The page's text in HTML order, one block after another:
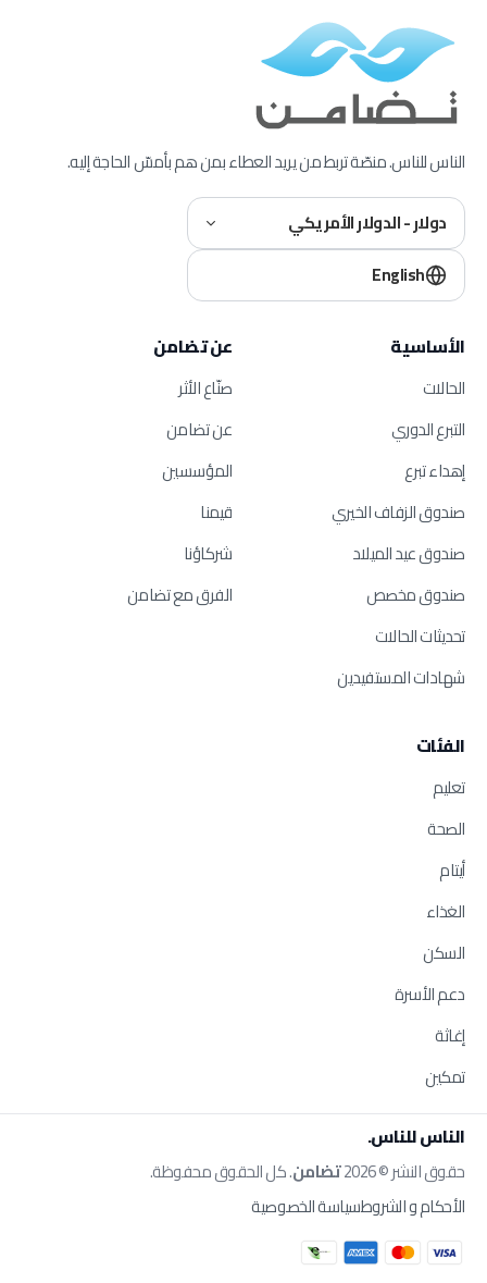
الناس للناس. منصّة تربط من يريد العطاء بمن هم بأمسّ الحاجة إليه.
دولار - الدولار الأمريكي
English
الأساسية
الحالات
التبرع الدوري
إهداء تبرع
صندوق الزفاف الخيري
صندوق عيد الميلاد
صندوق مخصص
تحديثات الحالات
شهادات المستفيدين
عن تضامن
صنّاع الأثر
عن تضامن
المؤسسين
قيمنا
شركاؤنا
الفرق مع تضامن
الفئات
تعليم
الصحة
أيتام
الغذاء
السكن
دعم الأسرة
إغاثة
تمكين
الناس للناس.
حقوق النشر © 2026 تضامن. كل الحقوق محفوظة.
الأحكام و الشروطسياسة الخصوصية